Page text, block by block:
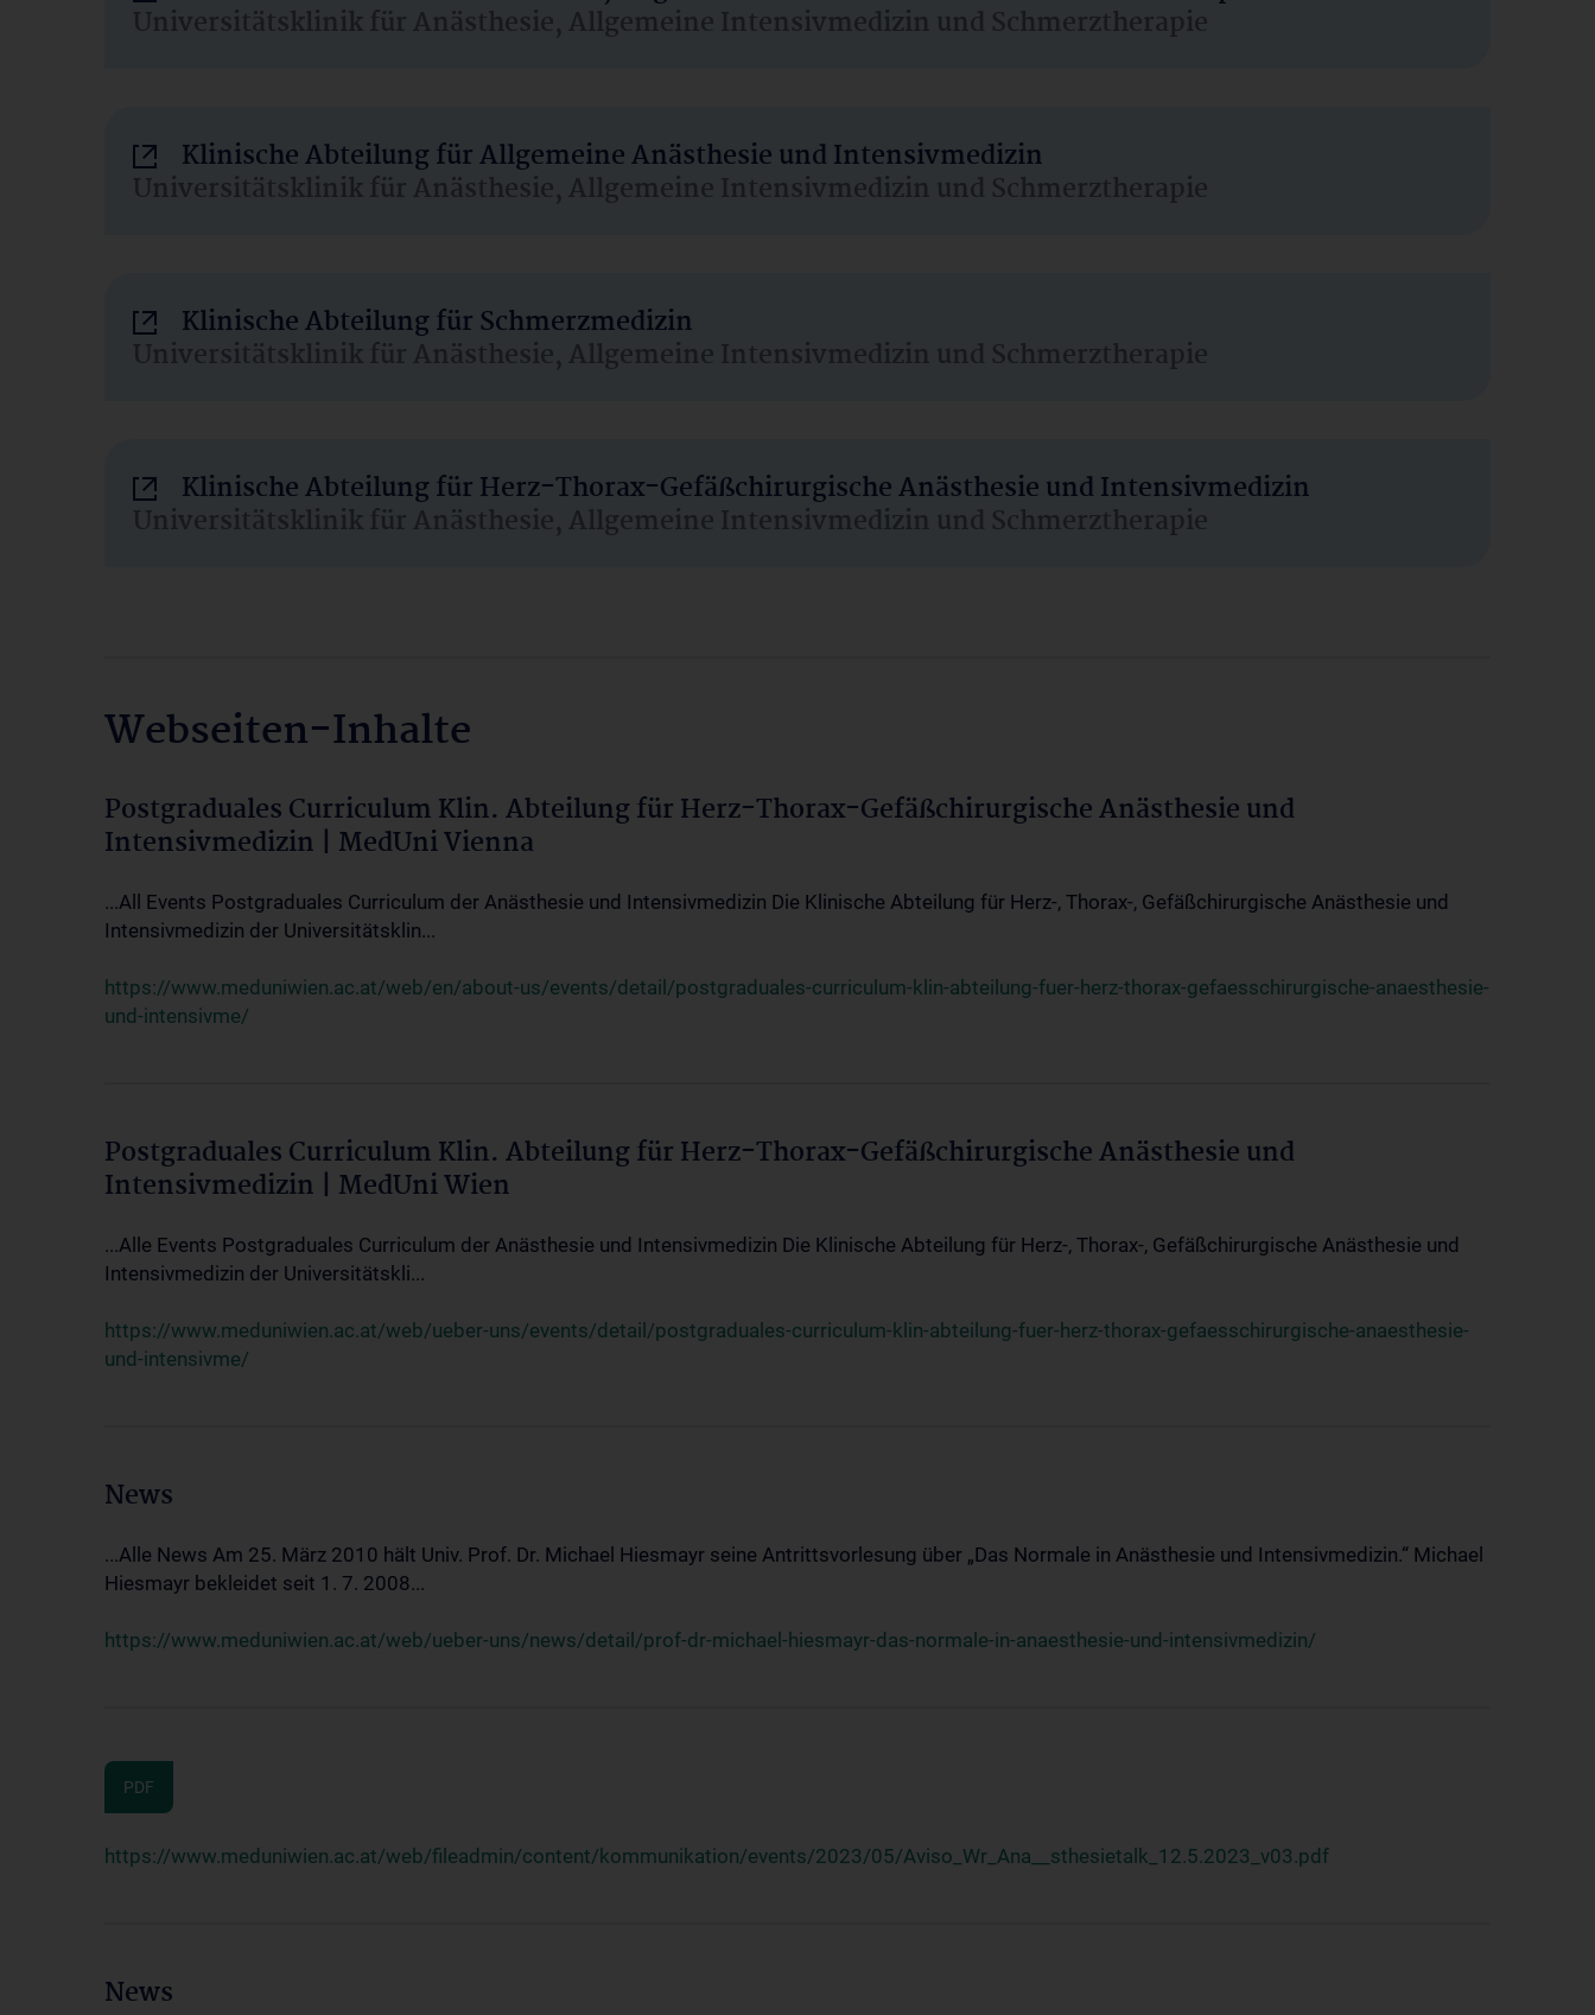
Universitätsklinik für Anästhesie, Allgemeine Intensivmedizin und Schmerztherapie
Klinische Abteilung für Allgemeine Anästhesie und Intensivmedizin
Universitätsklinik für Anästhesie, Allgemeine Intensivmedizin und Schmerztherapie
Klinische Abteilung für Schmerzmedizin
Universitätsklinik für Anästhesie, Allgemeine Intensivmedizin und Schmerztherapie
Klinische Abteilung für Herz-Thorax-Gefäßchirurgische Anästhesie und Intensivmedizin
Universitätsklinik für Anästhesie, Allgemeine Intensivmedizin und Schmerztherapie
Webseiten-Inhalte
Postgraduales Curriculum Klin. Abteilung für Herz-Thorax-Gefäßchirurgische Anästhesie und
Intensivmedizin | MedUni Vienna
...All Events Postgraduales Curriculum der Anästhesie und Intensivmedizin Die Klinische Abteilung für Herz-, Thorax-, Gefäßchirurgische Anästhesie und
Intensivmedizin der Universitätsklin...
https://www.meduniwien.ac.at/web/en/about-us/events/detail/postgraduales-curriculum-klin-abteilung-fuer-herz-thorax-gefaesschirurgische-anaesthesie-
und-intensivme/
Postgraduales Curriculum Klin. Abteilung für Herz-Thorax-Gefäßchirurgische Anästhesie und
Intensivmedizin | MedUni Wien
...Alle Events Postgraduales Curriculum der Anästhesie und Intensivmedizin Die Klinische Abteilung für Herz-, Thorax-, Gefäßchirurgische Anästhesie und
Intensivmedizin der Universitätskli...
https://www.meduniwien.ac.at/web/ueber-uns/events/detail/postgraduales-curriculum-klin-abteilung-fuer-herz-thorax-gefaesschirurgische-anaesthesie-
und-intensivme/
News
...Alle News Am 25. März 2010 hält Univ. Prof. Dr. Michael Hiesmayr seine Antrittsvorlesung über „Das Normale in Anästhesie und Intensivmedizin.“ Michael
Hiesmayr bekleidet seit 1. 7. 2008...
https://www.meduniwien.ac.at/web/ueber-uns/news/detail/prof-dr-michael-hiesmayr-das-normale-in-anaesthesie-und-intensivmedizin/
PDF
https://www.meduniwien.ac.at/web/fileadmin/content/kommunikation/events/2023/05/Aviso_Wr_Ana__sthesietalk_12.5.2023_v03.pdf
News